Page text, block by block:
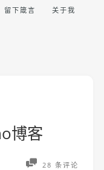
留下箴言 关于我
博客
28 条评论